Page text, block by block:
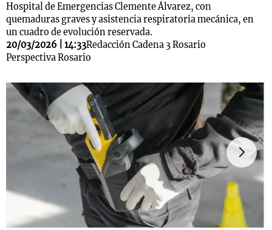
Hospital de Emergencias Clemente Álvarez, con
quemaduras graves y asistencia respiratoria mecánica, en
un cuadro de evolución reservada.
20/03/2026 | 14:33Redacción Cadena 3 Rosario
Perspectiva Rosario
Notas